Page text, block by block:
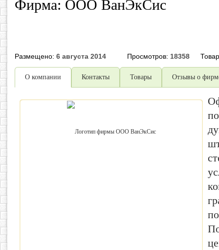
Фирма: ООО ВанЭкСис
Размещено: 6 августа 2014 Просмотров: 18358
О компании Контакты Товары Отзывы о